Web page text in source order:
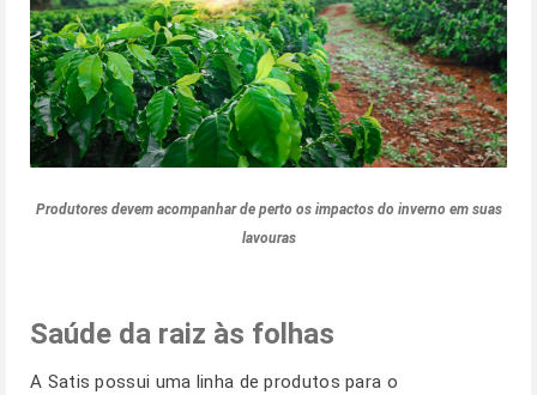
Produtores devem acompanhar de perto os impactos do inverno em suas
lavouras
Saúde da raiz às folhas
A Satis possui uma linha de produtos para o